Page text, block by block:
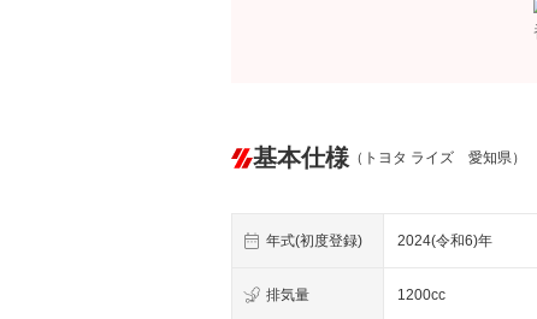
基本仕様 （トヨタ ライズ 愛知県）
年式(初度登録) 2024(令和6)年
排気量 1200cc